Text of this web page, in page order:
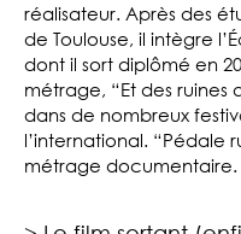
réalisateur. Après des
de Toulouse, il intègre
dont il sort diplômé en
métrage, “Et des ruines
dans de nombreux
l’international. “Pédale
métrage documentaire.